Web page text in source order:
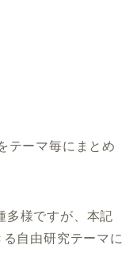
テーマ毎にまとめ
多様ですが、本記
自由研究テーマに